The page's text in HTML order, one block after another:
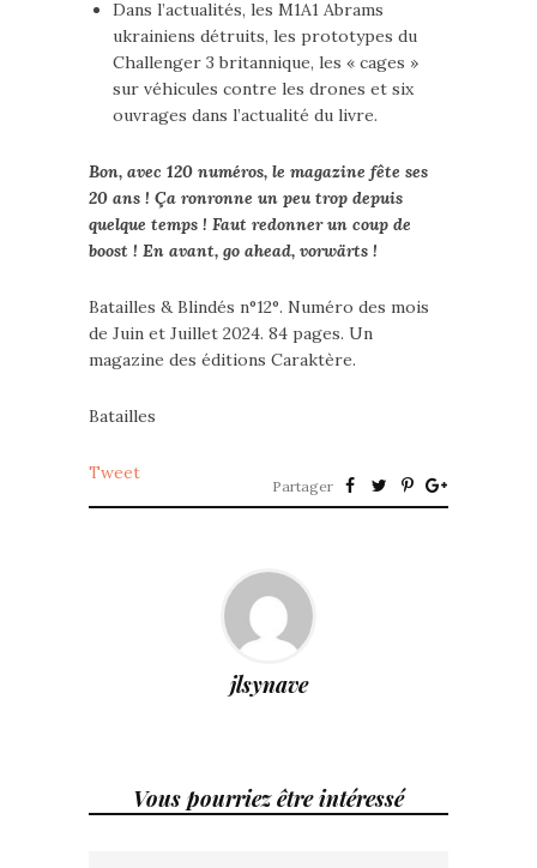
Dans l’actualités, les M1A1 Abrams
ukrainiens détruits, les prototypes du
Challenger 3 britannique, les « cages »
sur véhicules contre les drones et six
ouvrages dans l’actualité du livre.
Bon, avec 120 numéros, le magazine fête ses
20 ans ! Ça ronronne un peu trop depuis
quelque temps ! Faut redonner un coup de
boost ! En avant, go ahead, vorwärts !
Batailles & Blindés n°12°. Numéro des mois
de Juin et Juillet 2024. 84 pages. Un
magazine des éditions Caraktère.
Batailles
Tweet
Partager
jlsynave
Vous pourriez être intéressé